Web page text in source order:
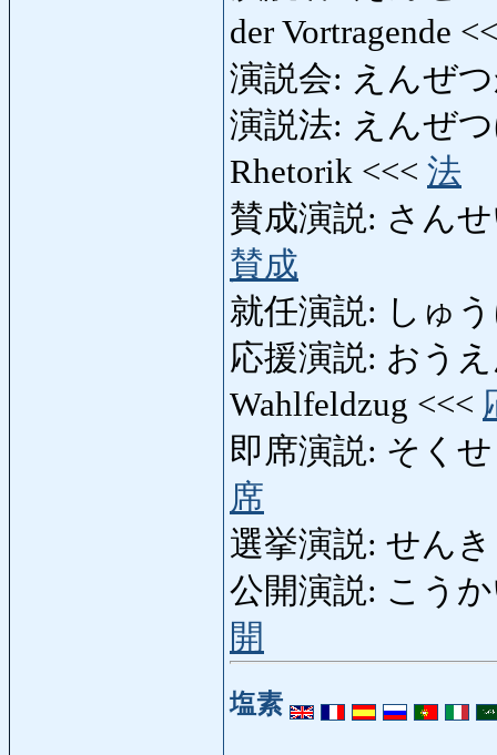
der Vortragende
演説会: えんぜつ
演説法: えんぜつ
Rhetorik <<< 法
賛成演説: さんせ
賛成
就任演説: しゅ
応援演説: おうえ
Wahlfeldzug <<<
即席演説: そく
席
選挙演説: せん
公開演説: こう
開
塩素